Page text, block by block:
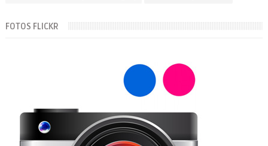
FOTOS FLICKR